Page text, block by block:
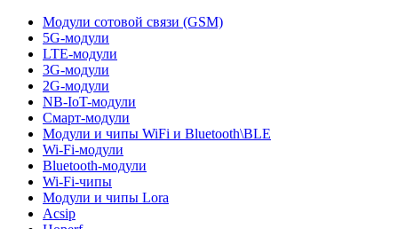
Модули сотовой связи (GSM)
5G-модули
LTE-модули
3G-модули
2G-модули
NB-IoT-модули
Смарт-модули
Модули и чипы WiFi и Bluetooth\BLE
Wi-Fi-модули
Bluetooth-модули
Wi-Fi-чипы
Модули и чипы Lora
Acsip